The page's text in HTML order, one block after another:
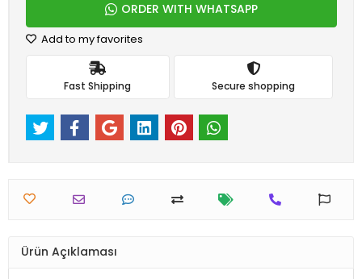
ORDER WITH WHATSAPP
Add to my favorites
Fast Shipping Secure shopping
Ürün Açıklaması